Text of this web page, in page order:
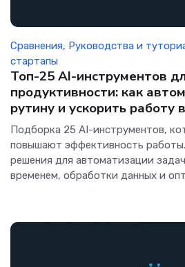
Сравнения, Руководства и
стартапы
Топ-25 AI-инструментов
продуктивности: как
рутину и ускорить работу
Подборка 25 AI-инструментов,
повышают эффективность
решения для автоматизации
временем, обработки данных и